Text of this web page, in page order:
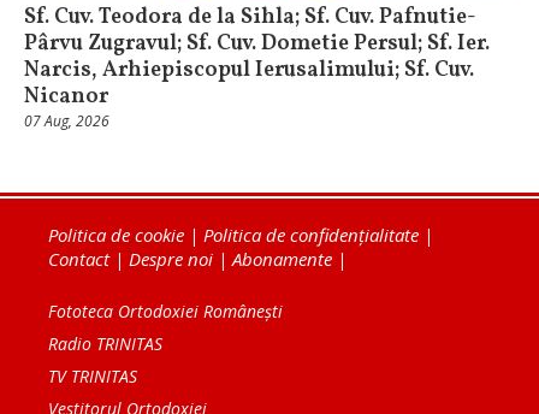
Sf. Cuv. Teodora de la Sihla; Sf. Cuv. Pafnutie-
Pârvu Zugravul; Sf. Cuv. Dometie Persul; Sf. Ier.
Narcis, Arhiepiscopul Ierusalimului; Sf. Cuv.
Nicanor
07 Aug, 2026
Politica de cookie | Politica de confidențialitate |
Contact| Despre noi | Abonamente |
Fototeca Ortodoxiei Românești
Radio TRINITAS
TV TRINITAS
Vestitorul Ortodoxiei